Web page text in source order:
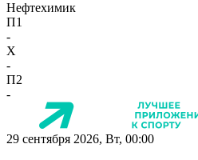
Нефтехимик
П1
-
X
-
П2
-
29 сентября 2026, Вт, 00:00